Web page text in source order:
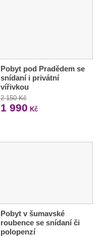
Pobyt pod Pradědem se
snídaní i privátní
vířivkou
2 150 Kč
1 990 Kč
Pobyt v šumavské
roubence se snídaní či
polopenzí